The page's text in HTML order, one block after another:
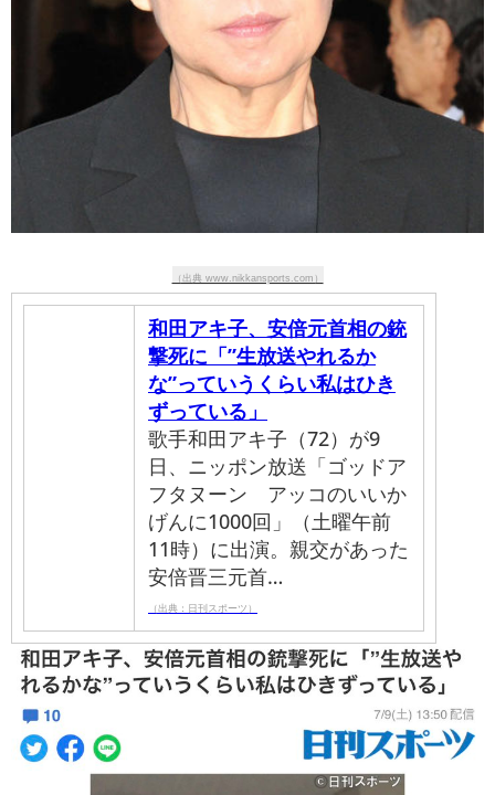
（出典 www.nikkansports.com）
和田アキ子、安倍元首相の銃
撃死に「”生放送やれるか
な”っていうくらい私はひき
ずっている」
歌手和田アキ子（72）が9
日、ニッポン放送「ゴッドア
フタヌーン アッコのいいか
げんに1000回」（土曜午前
11時）に出演。親交があった
安倍晋三元首…
（出典：日刊スポーツ）